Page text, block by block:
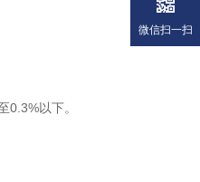
以下。
微信扫一扫